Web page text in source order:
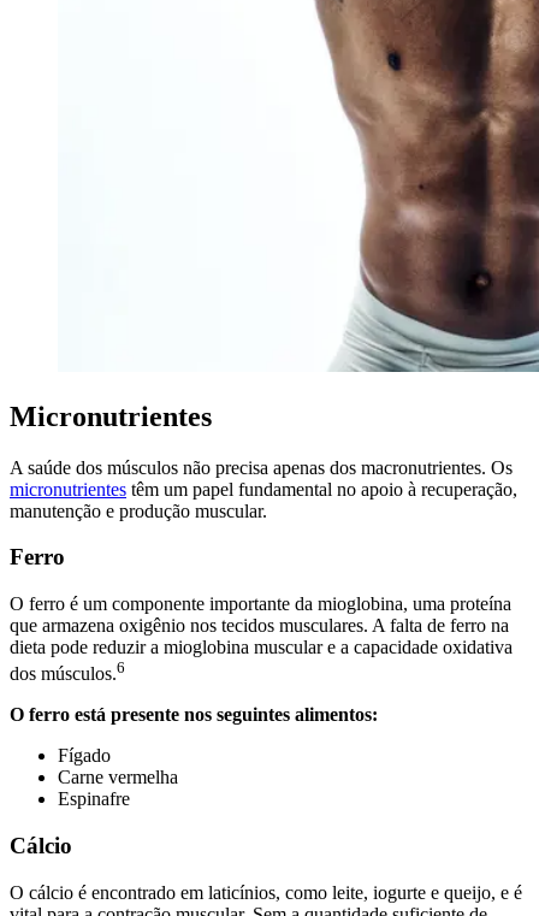
Micronutrientes
A saúde dos músculos não precisa apenas dos macronutrientes. Os
micronutrientes têm um papel fundamental no apoio à recuperação,
manutenção e produção muscular.
Ferro
O ferro é um componente importante da mioglobina, uma proteína
que armazena oxigênio nos tecidos musculares. A falta de ferro na
dieta pode reduzir a mioglobina muscular e a capacidade oxidativa
dos músculos.6
O ferro está presente nos seguintes alimentos:
Fígado
Carne vermelha
Espinafre
Cálcio
O cálcio é encontrado em laticínios, como leite, iogurte e queijo, e é